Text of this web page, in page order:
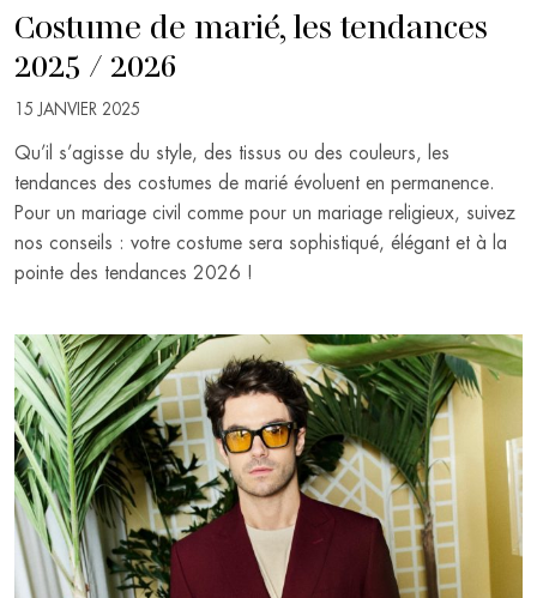
Costume de marié, les tendances
2025 / 2026
15 JANVIER 2025
Qu’il s’agisse du style, des tissus ou des couleurs, les
tendances des costumes de marié évoluent en permanence.
Pour un mariage civil comme pour un mariage religieux, suivez
nos conseils : votre costume sera sophistiqué, élégant et à la
pointe des tendances 2026 !